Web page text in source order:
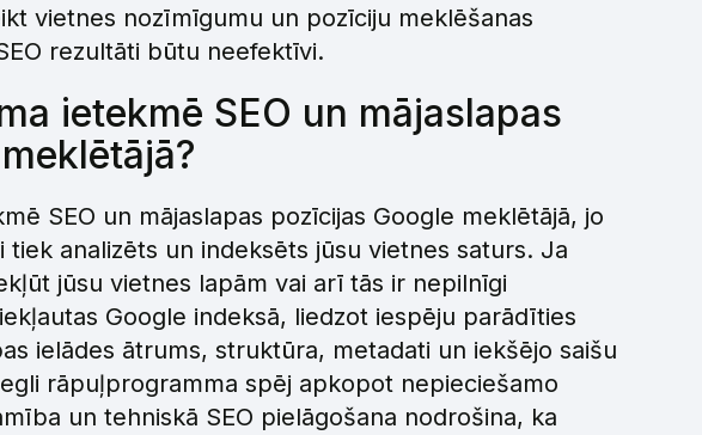
vietnes nozīmīgumu un pozīciju meklēšanas
rezultāti būtu neefektīvi.
ietekmē SEO un mājaslapas
SEO un mājaslapas pozīcijas Google meklētājā, jo
analizēts un indeksēts jūsu vietnes saturs. Ja
jūsu vietnes lapām vai arī tās ir nepilnīgi
Google indeksā, liedzot iespēju parādīties
ielādes ātrums, struktūra, metadati un iekšējo saišu
rāpuļprogramma spēj apkopot nepieciešamo
un tehniskā SEO pielāgošana nodrošina, ka